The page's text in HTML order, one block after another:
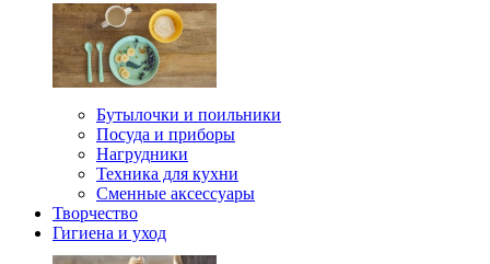
Бутылочки и поильники
Посуда и приборы
Нагрудники
Техника для кухни
Сменные аксессуары
Творчество
Гигиена и уход